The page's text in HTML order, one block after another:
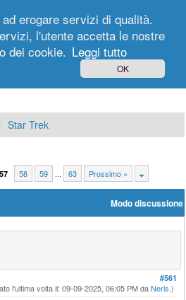
Star Trek
57 58 59 ... 63 Prossimo »
Modo discussione
#561
l'ultima volta il: 09-09-2025, 06:05 PM daNeris .)
erogare servizi di qualità.
l'utente accetta le nostre
dei cookie. Leggi tutto
OK